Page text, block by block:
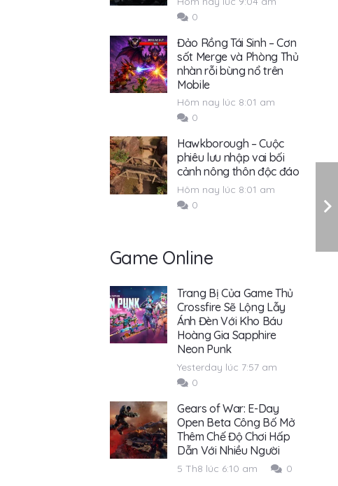
0
Đảo Rồng Tái Sinh – Cơn
sốt Merge và Phòng Thủ
nhàn rỗi bùng nổ trên
Mobile
Hôm nay lúc 8:01 am
0
Hawkborough – Cuộc
phiêu lưu nhập vai bối
cảnh nông thôn độc đáo
Hôm nay lúc 8:01 am
0
Game Online
Trang Bị Của Game Thủ
Crossfire Sẽ Lộng Lẫy
Ánh Đèn Với Kho Báu
Hoàng Gia Sapphire
Neon Punk
Yesterday lúc 7:57 am
0
Gears of War: E-Day
Open Beta Công Bố Mở
Thêm Chế Độ Chơi Hấp
Dẫn Với Nhiều Người
5 Th8 lúc 6:10 am 0